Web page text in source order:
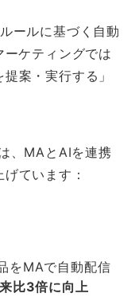
ールに基づく自動
ケティングでは
案・実行する」
、MAとAIを連携
ています：
をMAで自動配信
比3倍に向上